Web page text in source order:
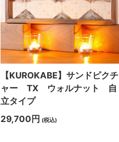
【KUROKABE】サンドピクチ
ャー TX ウォルナット 自
立タイプ
29,700円 (税込)